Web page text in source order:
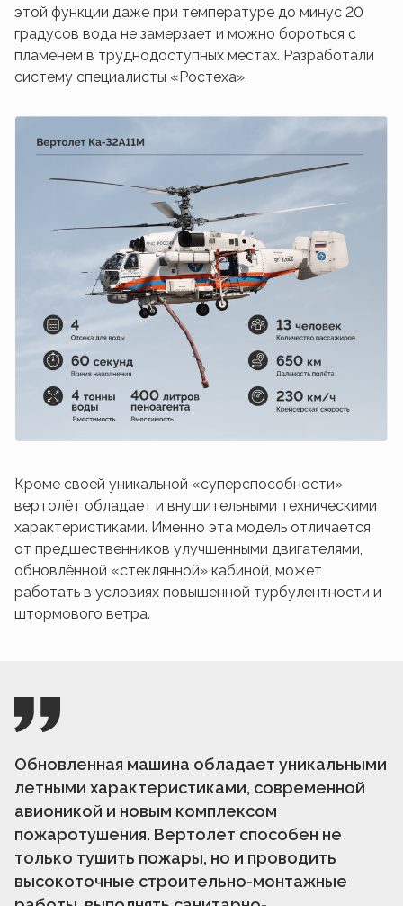
этой функции даже при температуре до минус 20
градусов вода не замерзает и можно бороться с
пламенем в труднодоступных местах. Разработали
систему специалисты «Ростеха».
Кроме своей уникальной «суперспособности»
вертолёт обладает и внушительными техническими
характеристиками. Именно эта модель отличается
от предшественников улучшенными двигателями,
обновлённой «стеклянной» кабиной, может
работать в условиях повышенной турбулентности и
штормового ветра.
Обновленная машина обладает уникальными
летными характеристиками, современной
авионикой и новым комплексом
пожаротушения. Вертолет способен не
только тушить пожары, но и проводить
высокоточные строительно-монтажные